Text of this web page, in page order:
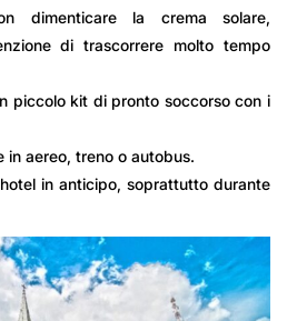
dimenticare la crema solare,
di trascorrere molto tempo
piccolo kit di pronto soccorso con i
in aereo, treno o autobus.
in anticipo, soprattutto durante